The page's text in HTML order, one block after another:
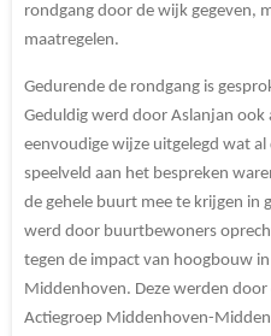
rondgang door de wijk gegeven,
maatregelen.
Gedurende de rondgang is
Geduldig werd door Aslanjan
eenvoudige wijze uitgelegd wat al
speelveld aan het bespreken
de gehele buurt mee te krijgen
werd door buurtbewoners
tegen de impact van hoogbouw
Middenhoven. Deze werden
Actiegroep Middenhoven-